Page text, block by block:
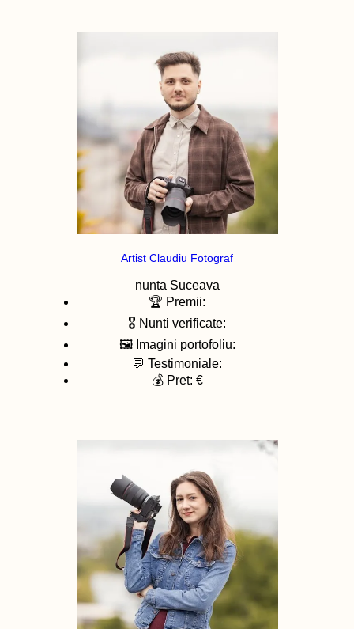
Artist Claudiu Fotograf
nunta Suceava
🏆 Premii:
🎖️ Nunti verificate:
🖼️ Imagini portofoliu:
💬 Testimoniale:
💰 Pret: €